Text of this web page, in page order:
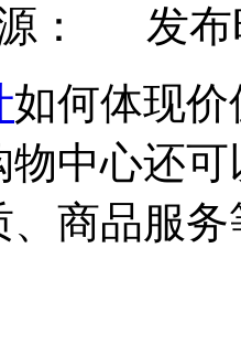
发布时
如何体现
物中心还
商品服